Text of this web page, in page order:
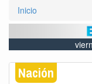
Inicio
Nación